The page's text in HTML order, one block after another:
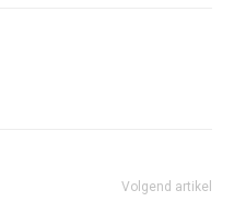
Volgend artikel